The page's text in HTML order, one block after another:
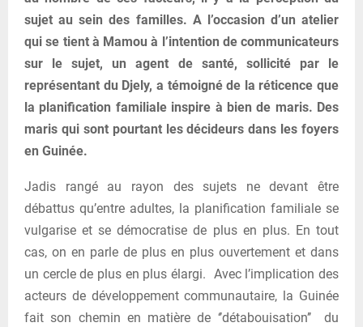
sujet au sein des familles. A l’occasion d’un atelier
qui se tient à Mamou à l’intention de communicateurs
sur le sujet, un agent de santé, sollicité par le
représentant du Djely, a témoigné de la réticence que
la planification familiale inspire à bien de maris. Des
maris qui sont pourtant les décideurs dans les foyers
en Guinée.
Jadis rangé au rayon des sujets ne devant être
débattus qu’entre adultes, la planification familiale se
vulgarise et se démocratise de plus en plus. En tout
cas, on en parle de plus en plus ouvertement et dans
un cercle de plus en plus élargi. Avec l’implication des
acteurs de développement communautaire, la Guinée
fait son chemin en matière de ‘’détabouisation’’ du